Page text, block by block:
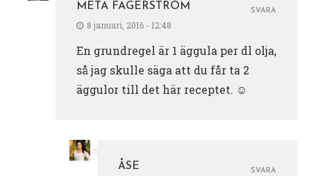
META FAGERSTRÖM
8 januari, 2016 - 12:48
En grundregel är 1 äggula per dl olja,
så jag skulle säga att du får ta 2
äggulor till det här receptet. ☺
SVARA
ÅSE
SVARA